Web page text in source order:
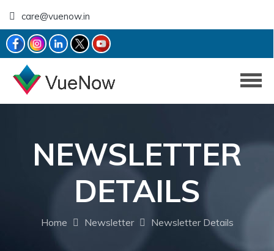
care@vuenow.in
NEWSLETTER
DETAILS
Home Newsletter Newsletter Details